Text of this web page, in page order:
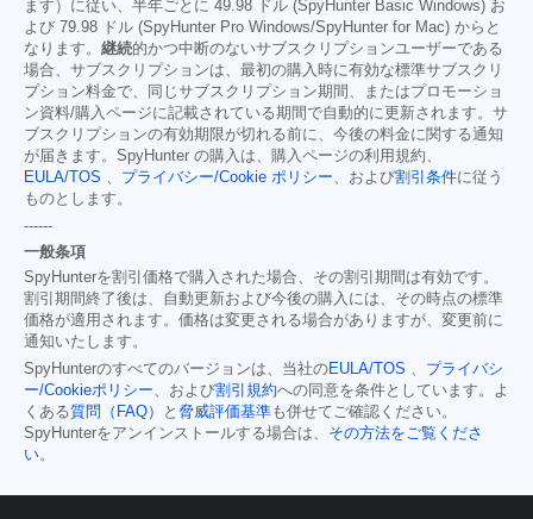
ます）に従い、半年ごとに 49.98 ドル (SpyHunter Basic Windows) お
よび 79.98 ドル (SpyHunter Pro Windows/SpyHunter for Mac) からと
なります。 継続的かつ中断のないサブスクリプションユーザーである
場合、サブスクリプションは、最初の購入時に有効な標準サブスクリ
プション料金で、同じサブスクリプション期間、またはプロモーショ
ン資料/購入ページに記載されている期間で自動的に更新されます。サ
ブスクリプションの有効期限が切れる前に、今後の料金に関する通知
が届きます。SpyHunter の購入は、購入ページの利用規約、
EULA/TOS 、 プライバシー/Cookie ポリシー、および割引条件に従う
ものとします。
------
一般条項
SpyHunterを割引価格で購入された場合、その割引期間は有効です。
割引期間終了後は、自動更新および今後の購入には、その時点の標準
価格が適用されます。価格は変更される場合がありますが、変更前に
通知いたします。
SpyHunterのすべてのバージョンは、当社のEULA/TOS 、 プライバシ
ー/Cookieポリシー、および割引規約への同意を条件としています。よ
くある質問（FAQ） と 脅威評価基準も併せてご確認ください。
SpyHunterをアンインストールする場合は、 その方法をご覧くださ
い。